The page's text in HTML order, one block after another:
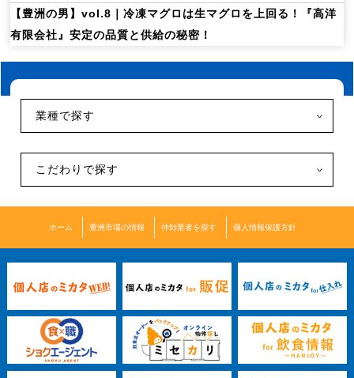
【豊洲の男】vol.8｜冷凍マグロは生マグロを上回る！『高洋
有限会社』安定の品質と供給の秘密！
業種で探す
こだわりで探す
ホーム 豊洲市場の情報 仲卸業者を探す 個人情報保護方針